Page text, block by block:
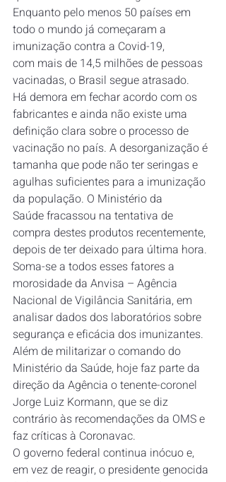
Enquanto pelo menos 50 países em
todo o mundo já começaram a
imunização contra a Covid-19,
com mais de 14,5 milhões de pessoas
vacinadas, o Brasil segue atrasado.
Há demora em fechar acordo com os
fabricantes e ainda não existe uma
definição clara sobre o processo de
vacinação no país. A desorganização é
tamanha que pode não ter seringas e
agulhas suficientes para a imunização
da população. O Ministério da
Saúde fracassou na tentativa de
compra destes produtos recentemente,
depois de ter deixado para última hora.
Soma-se a todos esses fatores a
morosidade da Anvisa – Agência
Nacional de Vigilância Sanitária, em
analisar dados dos laboratórios sobre
segurança e eficácia dos imunizantes.
Além de militarizar o comando do
Ministério da Saúde, hoje faz parte da
direção da Agência o tenente-coronel
Jorge Luiz Kormann, que se diz
contrário às recomendações da OMS e
faz críticas à Coronavac.
O governo federal continua inócuo e,
em vez de reagir, o presidente genocida